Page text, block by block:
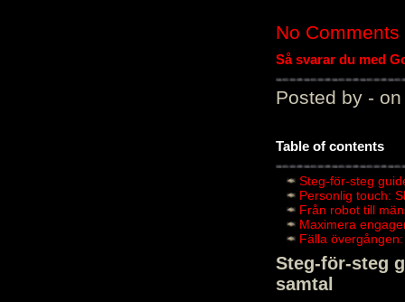
No Comments
Så svarar du med
Posted by - on
Table of contents
Steg-för-steg
Personlig touch:
Från robot till
Maximera
Fälla
Steg-för-steg
samtal